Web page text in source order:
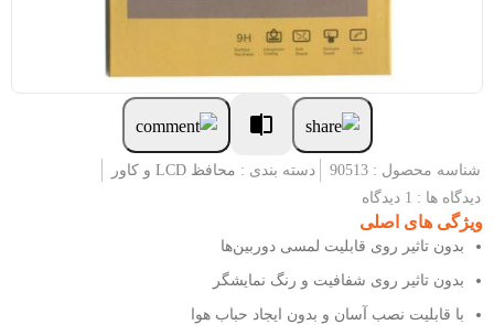
شناسه محصول : 90513 دسته بندی : محافظ LCD و کاور
دیدگاه ها : 1 دیدگاه
ویژگی های اصلی
بدون تاثیر روی قابلیت لمسی دوربین‌ها
بدون تاثیر روی شفافیت و رنگ نمایشگر
با قابلیت نصب آسان و بدون ایجاد حباب هوا